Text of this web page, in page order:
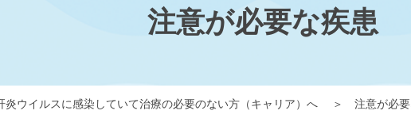
注意が必要な疾患
炎ウイルスに感染していて治療の必要のない方（キャリア）へ 注意が必